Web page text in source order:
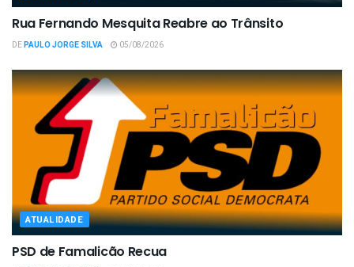
Rua Fernando Mesquita Reabre ao Trânsito
DEPAULO JORGE SILVA 05/08/2026
ATUALIDADE
PSD de Famalicão Recua